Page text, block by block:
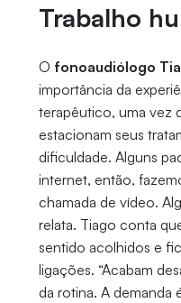
Trabalho
O fonoaudiólogo
importância da
terapêutico, uma vez
estacionam seus
dificuldade. Alguns
internet, então,
chamada de vídeo.
relata. Tiago conta
sentido acolhidos e
ligações. “Acabam
da rotina. A demanda